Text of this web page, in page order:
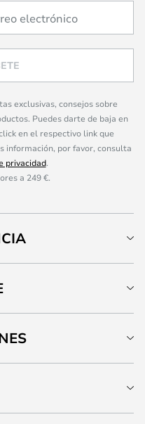
exclusivas, consejos sobre
Puedes darte de baja en
en el respectivo link que
información, por favor, consulta
privacidad.
a 249 €.